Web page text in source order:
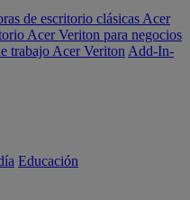
de escritorio clásicas Acer
Acer Veriton para negocios
trabajo Acer Veriton Add-In-
Educación